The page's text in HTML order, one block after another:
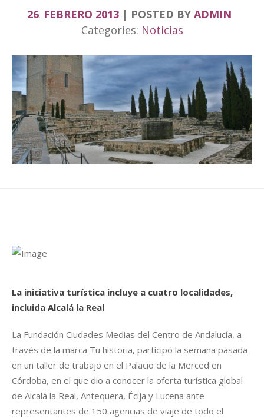
26. FEBRERO 2013 POSTED BY ADMIN
Categories: Noticias
La iniciativa turística incluye a cuatro localidades,
incluida Alcalá la Real
La Fundación Ciudades Medias del Centro de Andalucía, a
través de la marca Tu historia, participó la semana pasada
en un taller de trabajo en el Palacio de la Merced en
Córdoba, en el que dio a conocer la oferta turística global
de Alcalá la Real, Antequera, Écija y Lucena ante
representantes de 150 agencias de viaje de todo el